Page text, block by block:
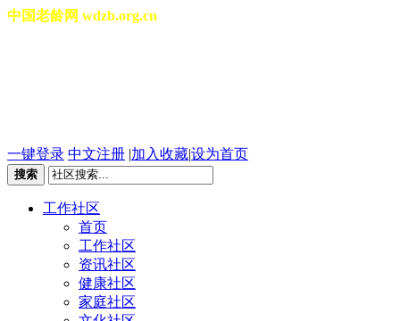
中国老龄网 wdzb.org.cn
一键登录 中文注册 |加入收藏|设为首页
搜索
工作社区
首页
工作社区
资讯社区
健康社区
家庭社区